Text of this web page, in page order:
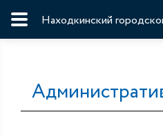
Находкинский